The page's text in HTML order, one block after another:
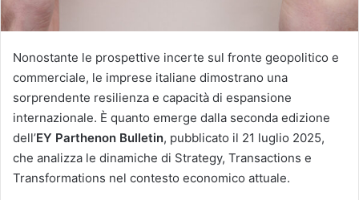
Nonostante le prospettive incerte sul fronte geopolitico e
commerciale, le imprese italiane dimostrano una
sorprendente resilienza e capacità di espansione
internazionale. È quanto emerge dalla seconda edizione
dell’EY Parthenon Bulletin, pubblicato il 21 luglio 2025,
che analizza le dinamiche di Strategy, Transactions e
Transformations nel contesto economico attuale.